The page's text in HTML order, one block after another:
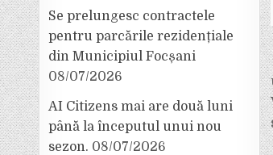
Se prelungesc contractele
pentru parcările rezidențiale
din Municipiul Focșani
08/07/2026
AI Citizens mai are două luni
până la începutul unui nou
sezon. 08/07/2026